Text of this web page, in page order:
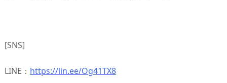
[SNS]
LINE： https://lin.ee/Og41TX8